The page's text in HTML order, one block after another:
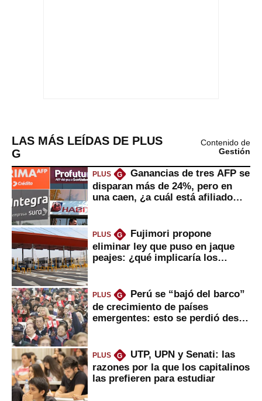
LAS MÁS LEÍDAS DE PLUS
G
Contenido de
Gestión
PLUS G
Ganancias de tres AFP se
disparan más de 24%, pero en
una caen, ¿a cuál está afiliado
PLUS G
Fujimori propone
eliminar ley que puso en jaque
peajes: ¿qué implicaría los
PLUS G
Perú se “bajó del barco”
de crecimiento de países
emergentes: esto se perdió desde
PLUS G
UTP, UPN y Senati: las
razones por la que los capitalinos
las prefieren para estudiar